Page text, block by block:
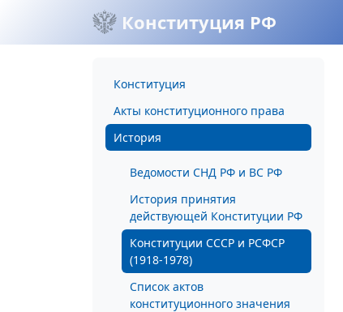
Конституция РФ
Конституция
Акты конституционного права
История
Ведомости СНД РФ и ВС РФ
История принятия
действующей Конституции РФ
Конституции СССР и РСФСР
(1918-1978)
Список актов
конституционного значения